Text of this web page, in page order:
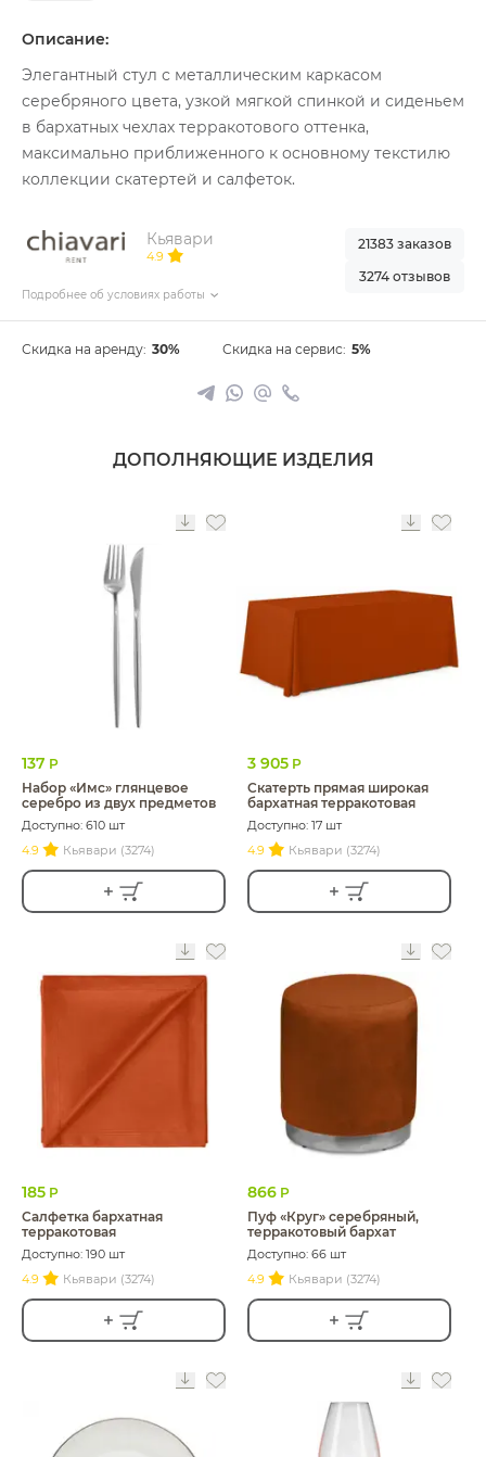
Описание:
Элегантный стул с металлическим каркасом
серебряного цвета, узкой мягкой спинкой и сиденьем
в бархатных чехлах терракотового оттенка,
максимально приближенного к основному текстилю
коллекции скатертей и салфеток.
Кьявари
4.9
Подробнее об условиях работы
21383 заказов
3274 отзывов
Скидка на аренду: 30% Скидка на сервис: 5%
ДОПОЛНЯЮЩИЕ ИЗДЕЛИЯ
137 Р
Набор «Имс» глянцевое
серебро из двух предметов
Доступно: 610 шт
4.9
Кьявари (3274)
3 905 Р
Скатерть прямая широкая
бархатная терракотовая
Доступно: 17 шт
4.9
Кьявари (3274)
185 Р
Салфетка бархатная
терракотовая
Доступно: 190 шт
4.9
Кьявари (3274)
866 Р
Пуф «Круг» серебряный,
терракотовый бархат
Доступно: 66 шт
4.9
Кьявари (3274)